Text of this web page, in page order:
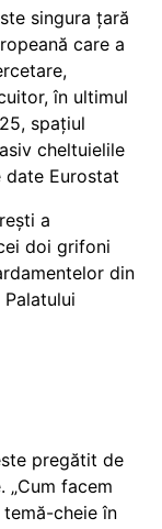
singura țară
care a
în ultimul
spațiul
cheltuielile
Eurostat
a
doi grifoni
din
pregătit de
„Cum facem
cheie în